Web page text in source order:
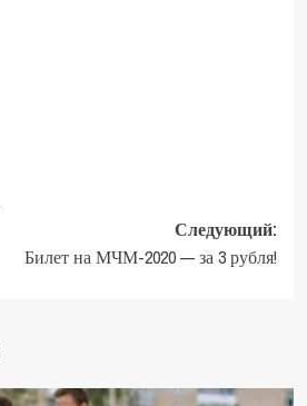
Следующий:
Билет на МЧМ-2020 — за 3 рубля!